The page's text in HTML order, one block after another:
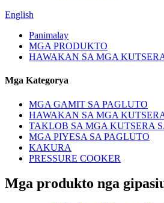
English
Panimalay
MGA PRODUKTO
HAWAKAN SA MGA
Mga Kategorya
MGA GAMIT SA PAGLUTO
HAWAKAN SA MGA
TAKLOB SA MGA KUTSERA
MGA PIYESA SA PAGLUTO
KAKURA
PRESSURE COOKER
Mga produkto nga